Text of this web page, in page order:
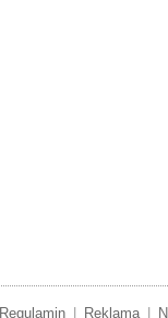
Regulamin Reklama